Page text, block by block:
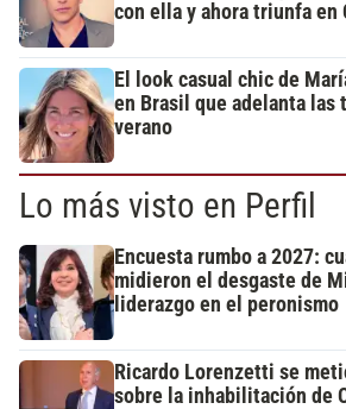
con ella y ahora triunfa en
El look casual chic de
en Brasil que adelanta las
verano
Lo más visto en Perfil
Encuesta rumbo a 2027:
midieron el desgaste de
liderazgo en el peronismo
Ricardo Lorenzetti se
sobre la inhabilitación de